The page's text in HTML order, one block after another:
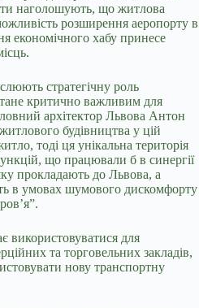
наголошують, що житлова
розширення аеропорту в
економічного хабу принесе
стратегічну роль
критично важливим для
архітектор Львова Антон
будівництва у цій
тоді ця унікальна територія
що працювали б в синергії
прокладають до Львова, а
в умовах шумового дискомфорту
використовуватися для
та торговельних закладів,
нову транспортну